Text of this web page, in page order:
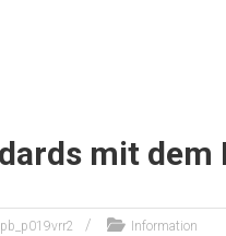
mit dem
pb_p019vrr2 Information